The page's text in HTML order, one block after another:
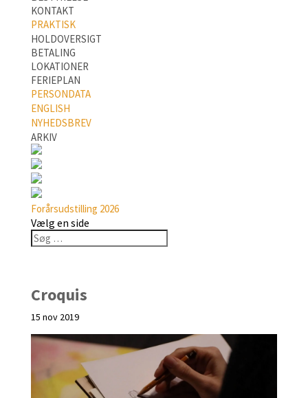
KONTAKT
PRAKTISK
HOLDOVERSIGT
BETALING
LOKATIONER
FERIEPLAN
PERSONDATA
ENGLISH
NYHEDSBREV
ARKIV
Forårsudstilling 2026
Vælg en side
Croquis
15 nov 2019